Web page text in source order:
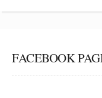
FACEBOOK